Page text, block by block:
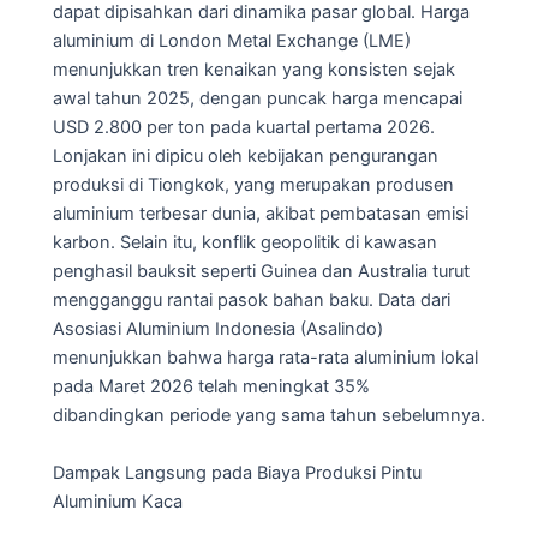
dapat dipisahkan dari dinamika pasar global. Harga
aluminium di London Metal Exchange (LME)
menunjukkan tren kenaikan yang konsisten sejak
awal tahun 2025, dengan puncak harga mencapai
USD 2.800 per ton pada kuartal pertama 2026.
Lonjakan ini dipicu oleh kebijakan pengurangan
produksi di Tiongkok, yang merupakan produsen
aluminium terbesar dunia, akibat pembatasan emisi
karbon. Selain itu, konflik geopolitik di kawasan
penghasil bauksit seperti Guinea dan Australia turut
mengganggu rantai pasok bahan baku. Data dari
Asosiasi Aluminium Indonesia (Asalindo)
menunjukkan bahwa harga rata-rata aluminium lokal
pada Maret 2026 telah meningkat 35%
dibandingkan periode yang sama tahun sebelumnya.
Dampak Langsung pada Biaya Produksi Pintu
Aluminium Kaca